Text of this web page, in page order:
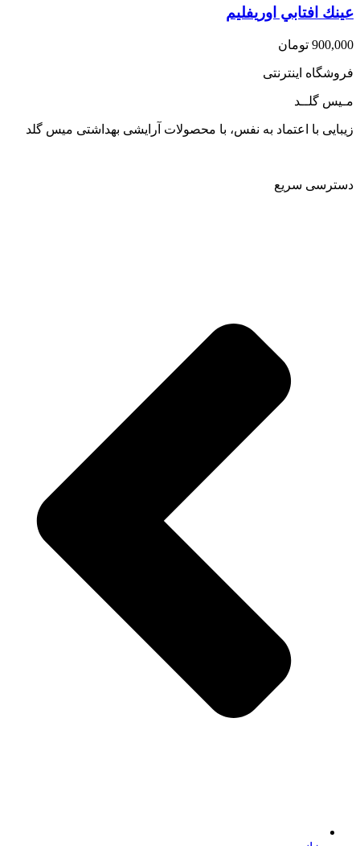
عينك افتابي اوريفليم
900,000 تومان
فروشگاه اینترنتی
مـیس گلــد
زیبایی با اعتماد به نفس، با محصولات آرایشی بهداشتی میس گلد
دسترسی سریع